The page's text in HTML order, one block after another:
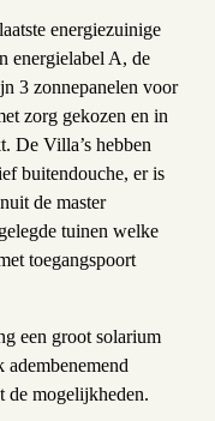
energiezuinige
energielabel A, de
3 zonnepanelen voor
zorg gekozen en in
De Villa’s hebben
buitendouche, er is
de master
tuinen welke
toegangspoort
een groot solarium
de mogelijkheden.